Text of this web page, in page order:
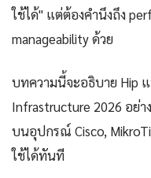
ใช้ได้" แต่ต้องคำนึงถึง
manageability ด้วย
บทความนี้จะอธิบาย Hip
Infrastructure 2026 อย่
บนอุปกรณ์ Cisco,
ใช้ได้ทันที